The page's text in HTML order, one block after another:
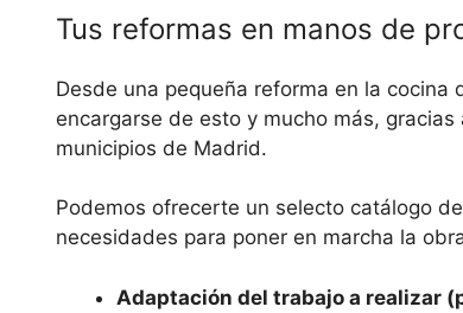
Tus reformas en manos de
Desde una pequeña reforma en la
encargarse de esto y mucho más,
municipios de Madrid.
Podemos ofrecerte un selecto catálogo
necesidades para poner en marcha la
Adaptación del trabajo a realizar